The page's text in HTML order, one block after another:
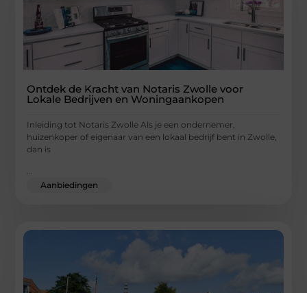
Ontdek de Kracht van Notaris Zwolle voor
Lokale Bedrijven en Woningaankopen
Inleiding tot Notaris Zwolle Als je een ondernemer,
huizenkoper of eigenaar van een lokaal bedrijf bent in Zwolle,
dan is
...
Aanbiedingen